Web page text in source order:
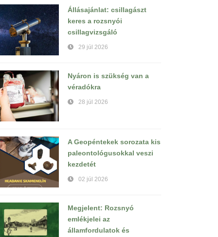
Állásajánlat: csillagászt
keres a rozsnyói
csillagvizsgáló
29 júl 2026
Nyáron is szükség van a
véradókra
28 júl 2026
A Geopéntekek sorozata kis
paleontológusokkal veszi
kezdetét
02 júl 2026
Megjelent: Rozsnyó
emlékjelei az
államfordulatok és